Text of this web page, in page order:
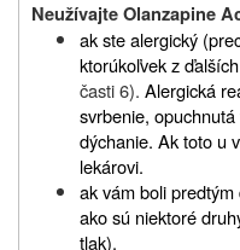
Neužívajte Olanzapine
ak ste alergický
ktorúkoľvek z
časti 6). Alergická
svrbenie,
dýchanie. Ak toto u
lekárovi.
ak vám boli
ako sú niektoré
tlak).